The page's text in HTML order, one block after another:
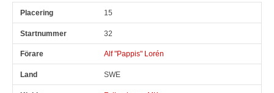
15
32
Alf "Pappis" Lorén
SWE